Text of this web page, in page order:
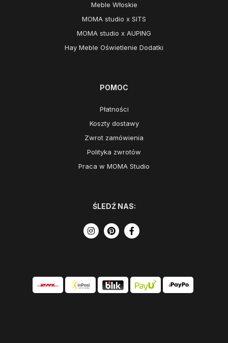
Meble Włoskie
MOMA studio x SITS
MOMA studio x AUPING
Hay Meble Oświetlenie Dodatki
POMOC
Płatności
Koszty dostawy
Zwrot zamówienia
Polityka zwrotów
Praca w MOMA Studio
ŚLEDŹ NAS: